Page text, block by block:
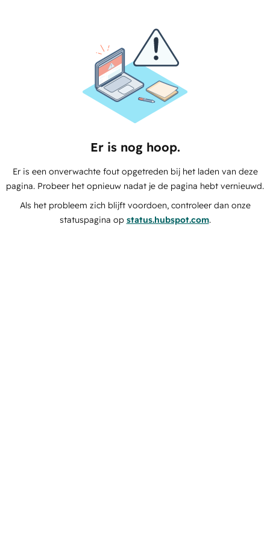
Er is nog hoop.
Er is een onverwachte fout opgetreden bij het laden van deze
pagina. Probeer het opnieuw nadat je de pagina hebt vernieuwd.
Als het probleem zich blijft voordoen, controleer dan onze
statuspagina op status.hubspot.com.